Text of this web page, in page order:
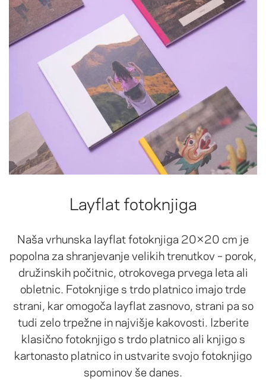
Layflat fotoknjiga
Naša vrhunska layflat fotoknjiga 20×20 cm je
popolna za shranjevanje velikih trenutkov – porok,
družinskih počitnic, otrokovega prvega leta ali
obletnic. Fotoknjige s trdo platnico imajo trde
strani, kar omogoča layflat zasnovo, strani pa so
tudi zelo trpežne in najvišje kakovosti. Izberite
klasično fotoknjigo s trdo platnico ali knjigo s
kartonasto platnico in ustvarite svojo fotoknjigo
spominov še danes.